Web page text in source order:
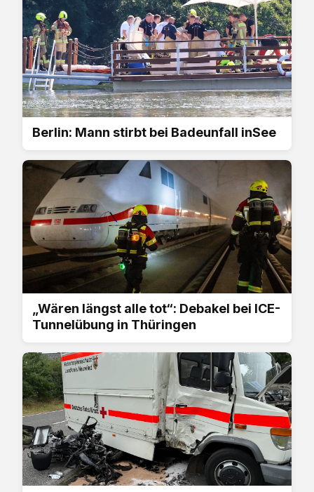
Berlin: Mann stirbt bei Badeunfall inSee
„Wären längst alle tot“: Debakel bei ICE-
Tunnelübung in Thüringen